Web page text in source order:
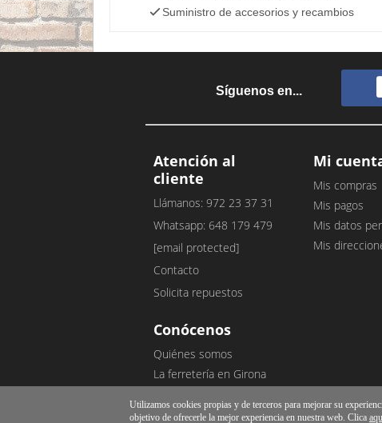
Suministro de accesorios y recambios
Síguenos en...
Atención al
cliente
Llámanos: 972 23 37 31
Whatsapp: 648 179 479
[email protected]
Contacto
Solicita repuestos
Conócenos
Quiénes somos
La ferretería en Girona
Opiniones de clientes
Mi
Mis compras
Mis pagos
Mis datos
Mis
Utilizamos cookies propias y de terceros para mejorar su
objetivo de ofrecerle la mejor experiencia en nuestra web. Clica